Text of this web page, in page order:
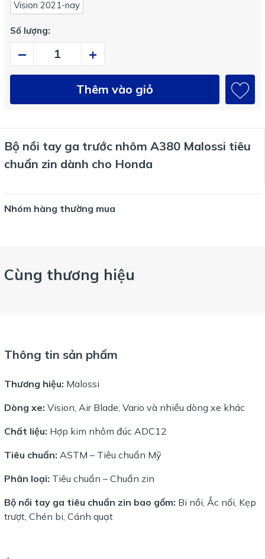
Vision 2021-nay
Số lượng:
– +
Thêm vào giỏ
Bộ nồi tay ga trước nhôm A380 Malossi tiêu
chuẩn zin dành cho Honda
Nhóm hàng thường mua
Cùng thương hiệu
Thông tin sản phẩm
Thương hiệu: Malossi
Dòng xe: Vision, Air Blade, Vario và nhiều dòng xe khác
Chất liệu: Hợp kim nhôm đúc ADC12
Tiêu chuẩn: ASTM – Tiêu chuẩn Mỹ
Phân loại: Tiêu chuẩn – Chuẩn zin
Bộ nồi tay ga tiêu chuẩn zin bao gổm: Bi nồi, Ắc nối, Kẹp
trượt, Chén bi, Cánh quạt